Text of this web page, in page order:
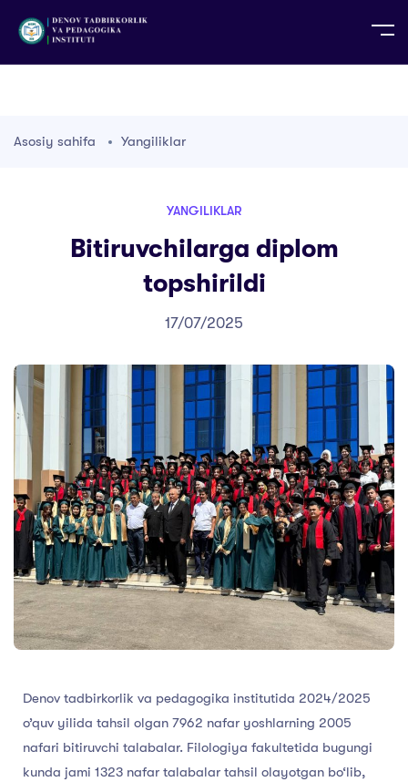
TG TR
Asosiy sahifa Yangiliklar
YANGILIKLAR
Bitiruvchilarga diplom
topshirildi
17/07/2025
Denov tadbirkorlik va pedagogika institutida 2024/2025
o’quv yilida tahsil olgan 7962 nafar yoshlarning 2005
nafari bitiruvchi talabalar. Filologiya fakultetida bugungi
kunda jami 1323 nafar talabalar tahsil olayotgan bo‘lib,